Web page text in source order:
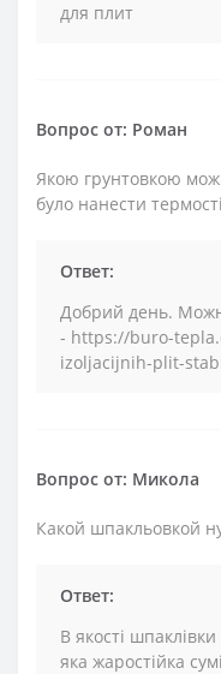
для плит
Вопрос от: Роман
Якою грунтовкою
було нанести
Ответ:
Добрий день.
- https://buro-
izoljacijnih-plit-
Вопрос от: Микола
Какой шпакльовкой
Ответ:
В якості
яка жаростійка